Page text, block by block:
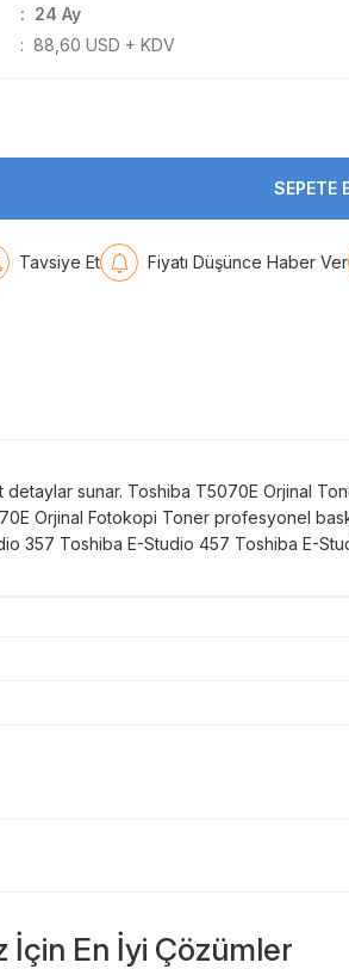
24 Ay
88,60 USD + KDV
SEPETE
Tavsiye Et Fiyatı Düşünce Haber Ver
sunar. Toshiba T5070E Orjinal
Fotokopi Toner profesyonel
357 Toshiba E-Studio 457 Toshiba E-
İçin En İyi Çözümler